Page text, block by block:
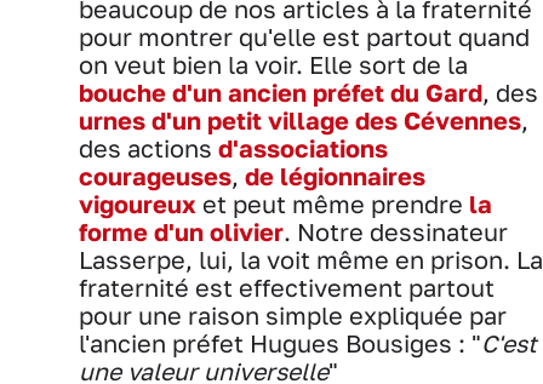
beaucoup de nos articles à la fraternité
pour montrer qu'elle est partout quand
on veut bien la voir. Elle sort de la
bouche d'un ancien préfet du Gard, des
urnes d'un petit village des Cévennes,
des actions d'associations
courageuses, de légionnaires
vigoureux et peut même prendre la
forme d'un olivier. Notre dessinateur
Lasserpe, lui, la voit même en prison. La
fraternité est effectivement partout
pour une raison simple expliquée par
l'ancien préfet Hugues Bousiges : "C'est
une valeur universelle"